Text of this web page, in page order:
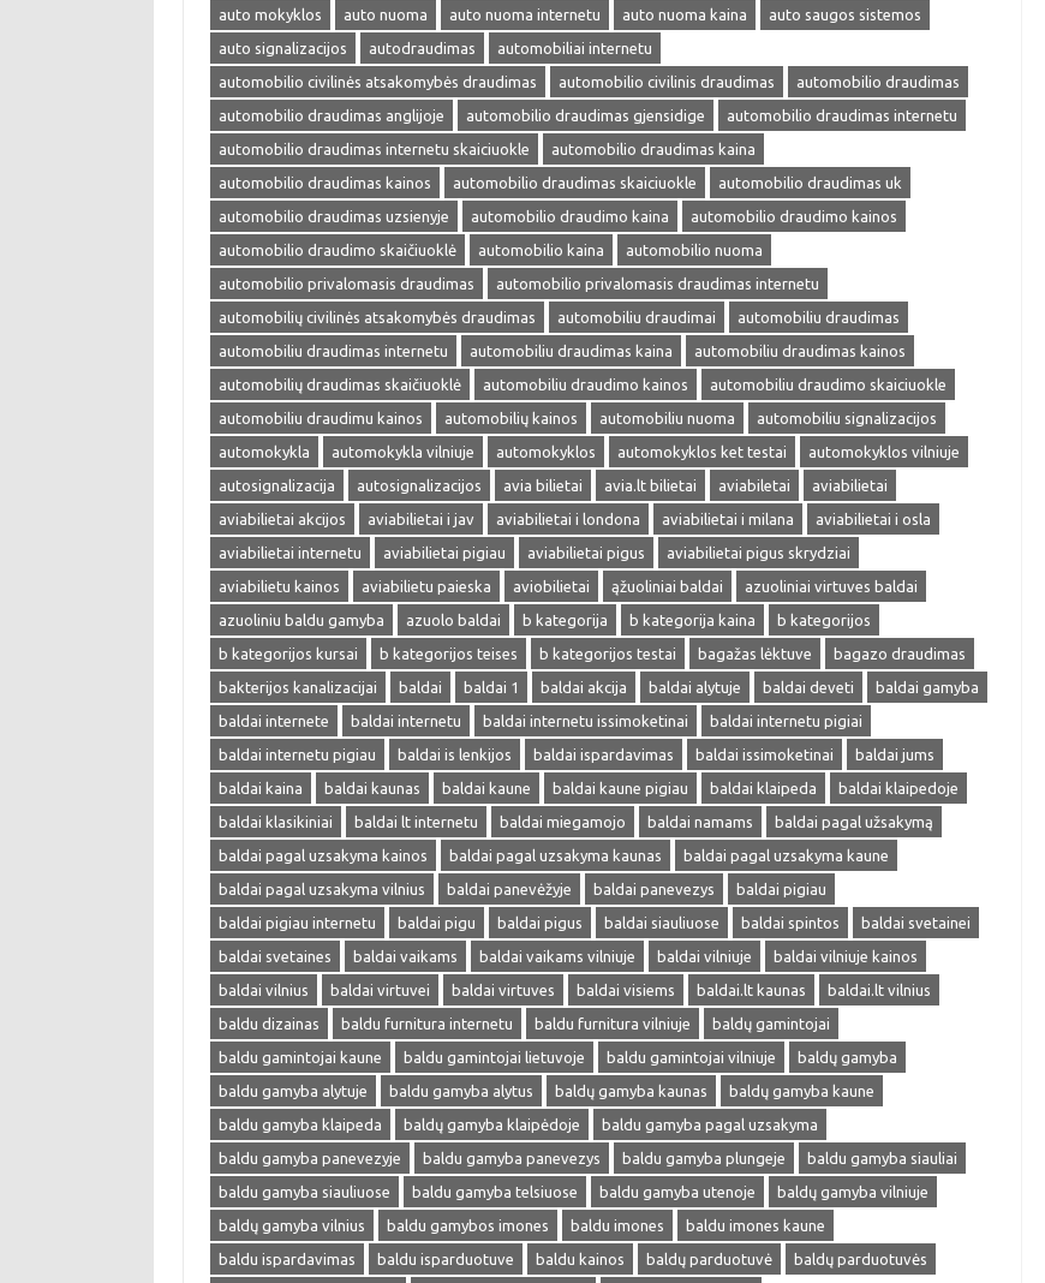
auto mokyklos
auto nuoma auto nuoma internetu auto nuoma kaina
auto saugos sistemos
auto signalizacijos
autodraudimas
automobiliai internetu
automobilio civilinės atsakomybės draudimas
automobilio civilinis draudimas
automobilio draudimas
automobilio draudimas anglijoje
automobilio draudimas gjensidige
automobilio draudimas internetu
automobilio draudimas internetu skaiciuokle
automobilio draudimas kaina
automobilio draudimas kainos
automobilio draudimas skaiciuokle
automobilio draudimas uk
automobilio draudimas uzsienyje
automobilio draudimo kaina
automobilio draudimo kainos
automobilio draudimo skaičiuoklė
automobilio kaina
automobilio nuoma
automobilio privalomasis draudimas
automobilio privalomasis draudimas internetu
automobilių civilinės atsakomybės draudimas
automobiliu draudimai
automobiliu draudimas
automobiliu draudimas internetu
automobiliu draudimas kaina
automobiliu draudimas kainos
automobilių draudimas skaičiuoklė
automobiliu draudimo kainos
automobiliu draudimo skaiciuokle
automobiliu draudimu kainos
automobilių kainos automobiliu nuoma
automobiliu signalizacijos
automokykla
automokykla vilniuje automokyklos automokyklos ket testai
automokyklos vilniuje
autosignalizacija
autosignalizacijos avia bilietai avia.lt bilietai aviabiletai
aviabilietai
aviabilietai akcijos
aviabilietai i jav aviabilietai i londona aviabilietai i milana
aviabilietai i osla
aviabilietai internetu
aviabilietai pigiau aviabilietai pigus
aviabilietai pigus skrydziai
aviabilietu kainos
aviabilietu paieska aviobilietai ąžuoliniai baldai
azuoliniai virtuves baldai
azuoliniu baldu gamyba
azuolo baldai b kategorija b kategorija kaina
b kategorijos
b kategorijos kursai
b kategorijos teises b kategorijos testai bagažas lėktuve
bagazo draudimas
bakterijos kanalizacijai
baldai baldai 1 baldai akcija baldai alytuje baldai deveti
baldai gamyba
baldai internete
baldai internetu baldai internetu issimoketinai
baldai internetu pigiai
baldai internetu pigiau
baldai is lenkijos baldai ispardavimas baldai issimoketinai
baldai jums
baldai kaina
baldai kaunas baldai kaune baldai kaune pigiau baldai klaipeda
baldai klaipedoje
baldai klasikiniai
baldai lt internetu baldai miegamojo baldai namams
baldai pagal užsakymą
baldai pagal uzsakyma kainos
baldai pagal uzsakyma kaunas
baldai pagal uzsakyma kaune
baldai pagal uzsakyma vilnius
baldai panevėžyje baldai panevezys
baldai pigiau
baldai pigiau internetu
baldai pigu baldai pigus baldai siauliuose baldai spintos
baldai svetainei
baldai svetaines
baldai vaikams baldai vaikams vilniuje baldai vilniuje
baldai vilniuje kainos
baldai vilnius
baldai virtuvei baldai virtuves baldai visiems baldai.lt kaunas
baldai.lt vilnius
baldu dizainas
baldu furnitura internetu baldu furnitura vilniuje
baldų gamintojai
baldu gamintojai kaune
baldu gamintojai lietuvoje baldu gamintojai vilniuje
baldų gamyba
baldu gamyba alytuje
baldu gamyba alytus baldų gamyba kaunas
baldų gamyba kaune
baldu gamyba klaipeda
baldų gamyba klaipėdoje
baldu gamyba pagal uzsakyma
baldu gamyba panevezyje
baldu gamyba panevezys baldu gamyba plungeje
baldu gamyba siauliai
baldu gamyba siauliuose
baldu gamyba telsiuose baldu gamyba utenoje
baldų gamyba vilniuje
baldų gamyba vilnius
baldu gamybos imones baldu imones
baldu imones kaune
baldu ispardavimas
baldu isparduotuve baldu kainos baldų parduotuvė
baldų parduotuvės